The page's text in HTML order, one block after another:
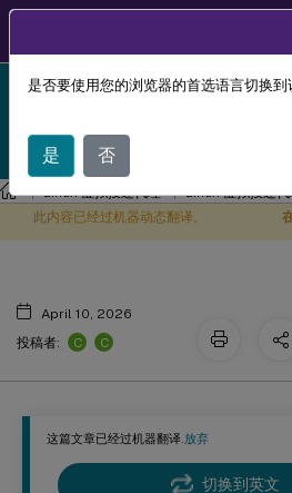
Linux Virtual Delivery Agent 1912
upgrade to a newer version of
Linux 虚拟投递代理 Linux 虚拟投递代
这篇文章已经过机器翻译.放弃
切换到英文
此内容已经过机器动态翻译。
Linux 虚拟投递代理
April 10, 2026
投稿者:
C C
是否要使用您的浏览器的首选语言切换到
是 否